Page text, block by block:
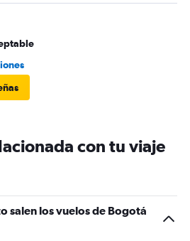
con tu viaje
salen los vuelos de Bogotá